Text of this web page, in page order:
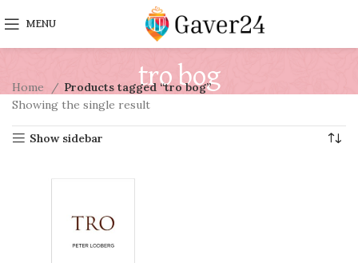
MENU
tro bog
Home
Products tagged “tro bog”
Showing the single result
Show sidebar